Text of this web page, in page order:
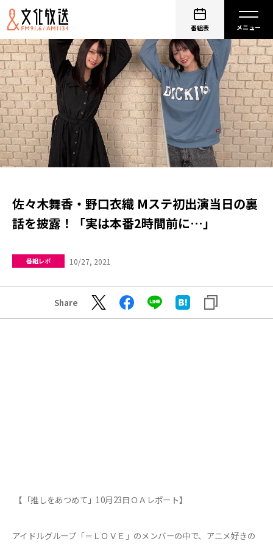
番組表
佐々木舞香・野口衣織 Mステ初出演当日の裏
話を披露！「実は本番2時間前に…」
番組レポ 10/27, 2021
Share
【「推しをあつめて」10月23日ＯＡレポート】
アイドルグループ「＝ＬＯＶＥ」のメンバーの中で、アニメ好きの